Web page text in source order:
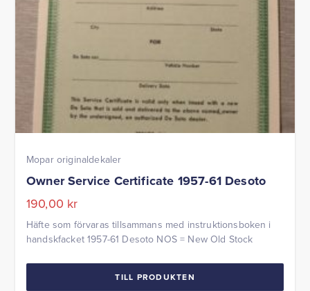
Mopar originaldekaler
Owner Service Certificate 1957-61 Desoto
190,00 kr
Häfte som förvaras tillsammans med instruktionsboken i
handskfacket 1957-61 Desoto NOS = New Old Stock
TILL PRODUKTEN